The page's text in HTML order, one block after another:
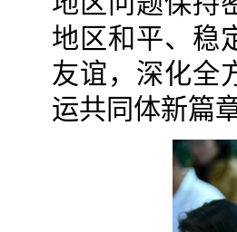
地区和平、稳
友谊，深化全
运共同体新篇章